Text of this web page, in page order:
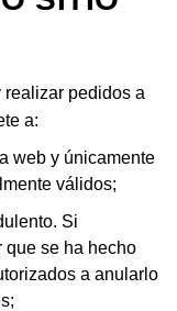
pedidos a
a:
web y únicamente
válidos;
Si
que se ha hecho
a anularlo